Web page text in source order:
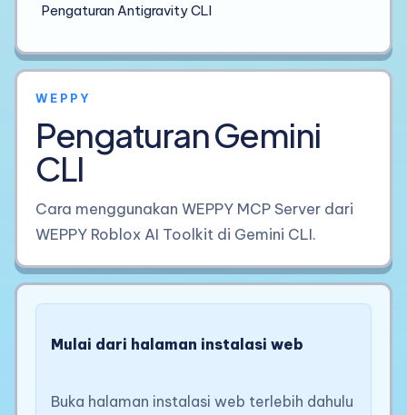
Pengaturan Antigravity CLI
WEPPY
Pengaturan Gemini
CLI
Cara menggunakan WEPPY MCP Server dari
WEPPY Roblox AI Toolkit di Gemini CLI.
Mulai dari halaman instalasi web
Buka halaman instalasi web terlebih dahulu